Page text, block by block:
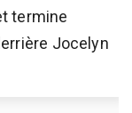
termine
Jocelyn